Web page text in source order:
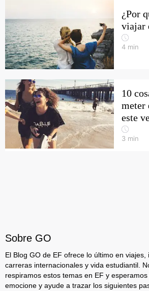
¿Por
viajar
4 min
10
meter
este
3 min
Sobre GO
El Blog GO de EF ofrece lo último en viajes,
carreras internacionales y vida estudiantil.
respiramos estos temas en EF y esperamos
emocione y ayude a trazar los siguientes